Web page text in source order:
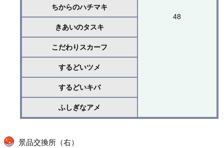
48
ちからのハチマキ
きあいのタスキ
こだわりスカーフ
するどいツメ
するどいキバ
ふしぎなアメ
景品交換所（右）